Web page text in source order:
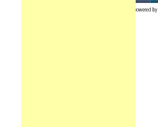
powered by